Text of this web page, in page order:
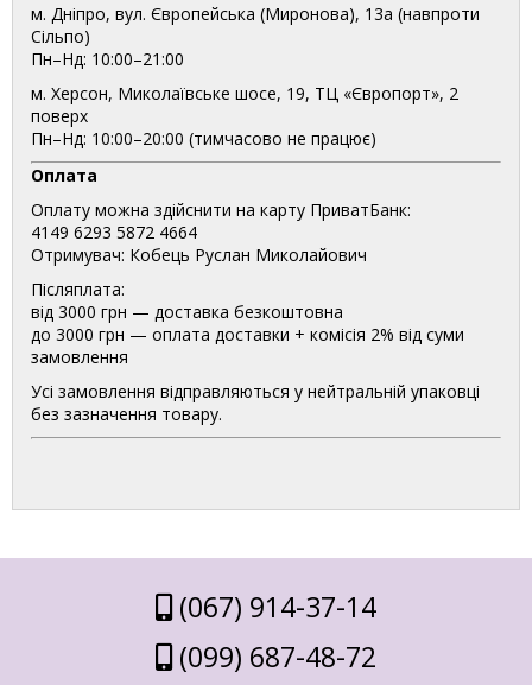
м. Дніпро, вул. Європейська (Миронова), 13а (навпроти
Сільпо)
Пн–Нд: 10:00–21:00
м. Херсон, Миколаївське шосе, 19, ТЦ «Європорт», 2
поверх
Пн–Нд: 10:00–20:00 (тимчасово не працює)
Оплата
Оплату можна здійснити на карту ПриватБанк:
4149 6293 5872 4664
Отримувач: Кобець Руслан Миколайович
Післяплата:
від 3000 грн — доставка безкоштовна
до 3000 грн — оплата доставки + комісія 2% від суми
замовлення
Усі замовлення відправляються у нейтральній упаковці
без зазначення товару.
(067) 914-37-14
(099) 687-48-72